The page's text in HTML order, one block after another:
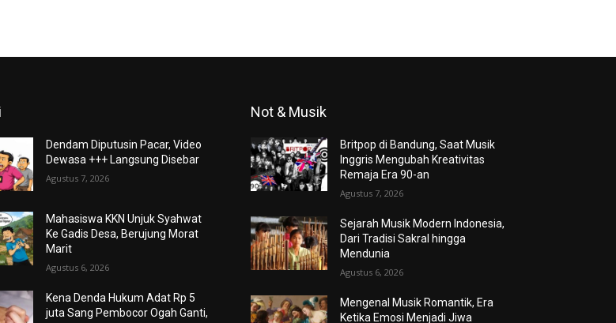
Dendam Diputusin Pacar, Video
Dewasa +++ Langsung Disebar
Agustus 7, 2026
Mahasiswa KKN Unjuk Syahwat
Ke Gadis Desa, Berujung Morat
Marit
Agustus 6, 2026
Kena Denda Hukum Adat Rp 5
juta Sang Pembocor Ogah Ganti,
Not & Musik
Britpop di Bandung, Saat Musik
Inggris Mengubah Kreativitas
Remaja Era 90-an
Agustus 7, 2026
Sejarah Musik Modern Indonesia,
Dari Tradisi Sakral hingga
Mendunia
Agustus 6, 2026
Mengenal Musik Romantik, Era
Ketika Emosi Menjadi Jiwa